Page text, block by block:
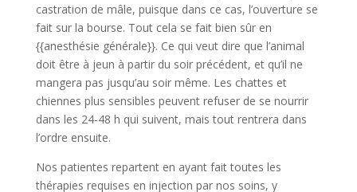
castration de mâle, puisque dans ce cas, l’ouverture se
fait sur la bourse. Tout cela se fait bien sûr en
{{anesthésie générale}}. Ce qui veut dire que l’animal
doit être à jeun à partir du soir précédent, et qu’il ne
mangera pas jusqu’au soir même. Les chattes et
chiennes plus sensibles peuvent refuser de se nourrir
dans les 24-48 h qui suivent, mais tout rentrera dans
l’ordre ensuite.
Nos patientes repartent en ayant fait toutes les
thérapies requises en injection par nos soins, y